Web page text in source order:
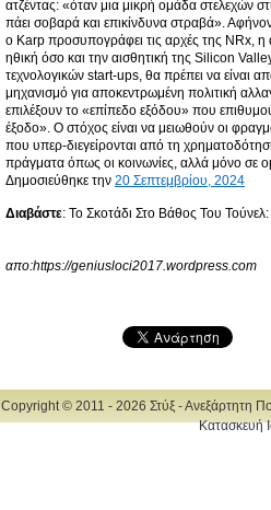
ατζέντας: «όταν μια μικρή ομάδα στελεχών
πάει σοβαρά και επικίνδυνα στραβά».
ο Karp προσυπογράφει τις αρχές της NRx, η
ηθική όσο και την αισθητική της Silicon
τεχνολογικών start-ups, θα πρέπει να είναι
μηχανισμό για αποκεντρωμένη πολιτική
επιλέξουν το «επίπεδο εξόδου» που
έξοδο». Ο στόχος είναι να μειωθούν οι
που υπερ-διεγείρονται από τη
πράγματα όπως οι κοινωνίες, αλλά μόνο σε
Δημοσιεύθηκε την 20 Σεπτεμβρίου, 2024
Διαβάστε: Το Σκοτάδι Στο Βάθος Του
απο:https://geniusloci2017.wordpress.com
Copyright © 2011 - 2026 Στύξ - Ανεξάρτητη
Κατασκευή